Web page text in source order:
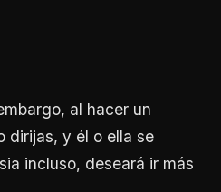
al hacer un
dirijas, y él o ella se
incluso, deseará ir más